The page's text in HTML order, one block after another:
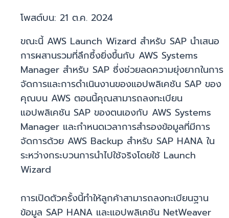
โพสต์บน: 21 ต.ค. 2024
ขณะนี้ AWS Launch Wizard สำหรับ SAP นำเสนอ
การผสานรวมที่ลึกซึ้งยิ่งขึ้นกับ AWS Systems
Manager สำหรับ SAP ซึ่งช่วยลดความยุ่งยากในการ
จัดการและการดำเนินงานของแอปพลิเคชัน SAP ของ
คุณบน AWS ตอนนี้คุณสามารถลงทะเบียน
แอปพลิเคชัน SAP ของตนเองกับ AWS Systems
Manager และกำหนดเวลาการสำรองข้อมูลที่มีการ
จัดการด้วย AWS Backup สำหรับ SAP HANA ใน
ระหว่างกระบวนการนำไปใช้จริงโดยใช้ Launch
Wizard
การเปิดตัวครั้งนี้ทำให้ลูกค้าสามารถลงทะเบียนฐาน
ข้อมูล SAP HANA และแอปพลิเคชัน NetWeaver